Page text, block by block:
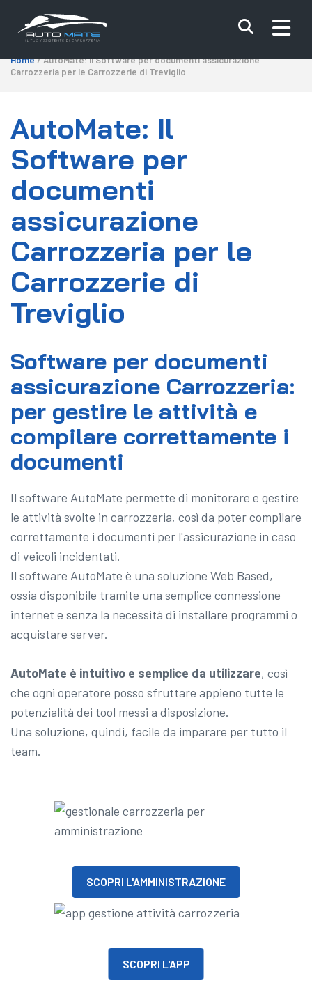
Home/ AutoMate: Il Software per documenti assicurazione
Carrozzeria per le Carrozzerie di Treviglio
AutoMate: Il
Software per
documenti
assicurazione
Carrozzeria per le
Carrozzerie di
Treviglio
Software per documenti
assicurazione Carrozzeria:
per gestire le attività e
compilare correttamente i
documenti
Il software AutoMate permette di monitorare e gestire
le attività svolte in carrozzeria, così da poter compilare
correttamente i documenti per l'assicurazione in caso
di veicoli incidentati.
Il software AutoMate è una soluzione Web Based,
ossia disponibile tramite una semplice connessione
internet e senza la necessità di installare programmi o
acquistare server.
AutoMate è intuitivo e semplice da utilizzare, così
che ogni operatore posso sfruttare appieno tutte le
potenzialità dei tool messi a disposizione.
Una soluzione, quindi, facile da imparare per tutto il
team.
SCOPRI L'AMMINISTRAZIONE
SCOPRI L'APP